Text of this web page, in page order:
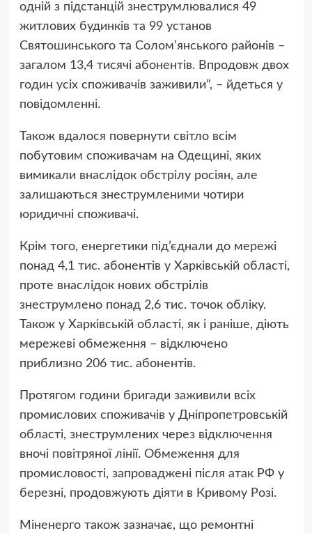
одній з підстанцій знеструмлювалися 49
житлових будинків та 99 установ
Святошинського та Солом’янського районів –
загалом 13,4 тисячі абонентів. Впродовж двох
годин усіх споживачів заживили”, – йдеться у
повідомленні.
Також вдалося повернути світло всім
побутовим споживачам на Одещині, яких
вимикали внаслідок обстрілу росіян, але
залишаються знеструмленими чотири
юридичні споживачі.
Крім того, енергетики під’єднали до мережі
понад 4,1 тис. абонентів у Харківській області,
проте внаслідок нових обстрілів
знеструмлено понад 2,6 тис. точок обліку.
Також у Харківській області, як і раніше, діють
мережеві обмеження – відключено
приблизно 206 тис. абонентів.
Протягом години бригади заживили всіх
промислових споживачів у Дніпропетровській
області, знеструмлених через відключення
вночі повітряної лінії. Обмеження для
промисловості, запроваджені після атак РФ у
березні, продовжують діяти в Кривому Розі.
Міненерго також зазначає, що ремонтні